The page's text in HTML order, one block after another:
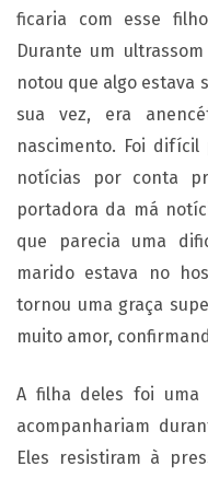
ficaria com esse
Durante um
notou que algo estava
sua vez, era
nascimento. Foi
notícias por conta
portadora da má
que parecia uma
marido estava no
tornou uma graça
muito amor,
A filha deles foi uma
acompanhariam
Eles resistiram à